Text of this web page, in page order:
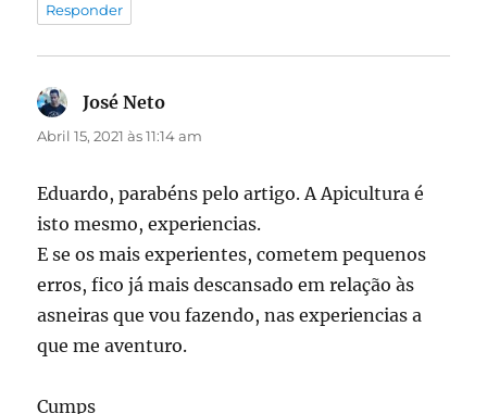
Responder
José Neto
Abril 15, 2021 às 11:14 am
Eduardo, parabéns pelo artigo. A Apicultura é
isto mesmo, experiencias.
E se os mais experientes, cometem pequenos
erros, fico já mais descansado em relação às
asneiras que vou fazendo, nas experiencias a
que me aventuro.
Cumps